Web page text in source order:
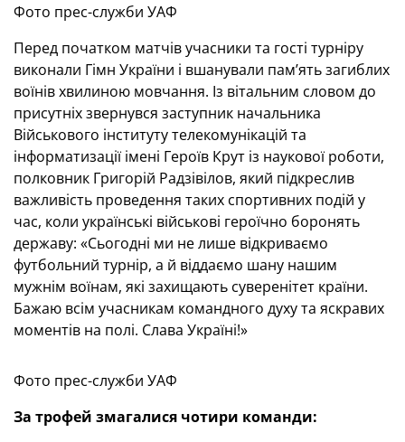
Фото прес-служби УАФ
Перед початком матчів учасники та гості турніру
виконали Гімн України і вшанували пам’ять загиблих
воїнів хвилиною мовчання. Із вітальним словом до
присутніх звернувся заступник начальника
Військового інституту телекомунікацій та
інформатизації імені Героїв Крут із наукової роботи,
полковник Григорій Радзівілов, який підкреслив
важливість проведення таких спортивних подій у
час, коли українські військові героїчно боронять
державу: «Сьогодні ми не лише відкриваємо
футбольний турнір, а й віддаємо шану нашим
мужнім воїнам, які захищають суверенітет країни.
Бажаю всім учасникам командного духу та яскравих
моментів на полі. Слава Україні!»
Фото прес-служби УАФ
За трофей змагалися чотири команди: